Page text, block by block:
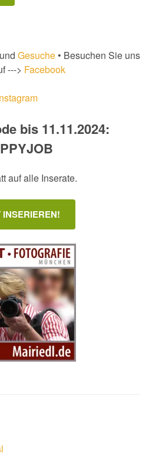
und Gesuche • Besuchen Sie uns
---> Facebook
bis 11.11.2024:
auf alle Inserate.
INSERIEREN!